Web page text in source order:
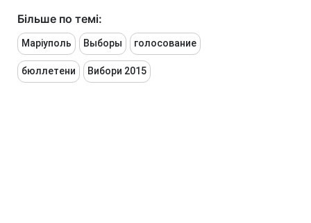
Більше по темі:
Маріуполь Выборы голосование
бюллетени Вибори 2015